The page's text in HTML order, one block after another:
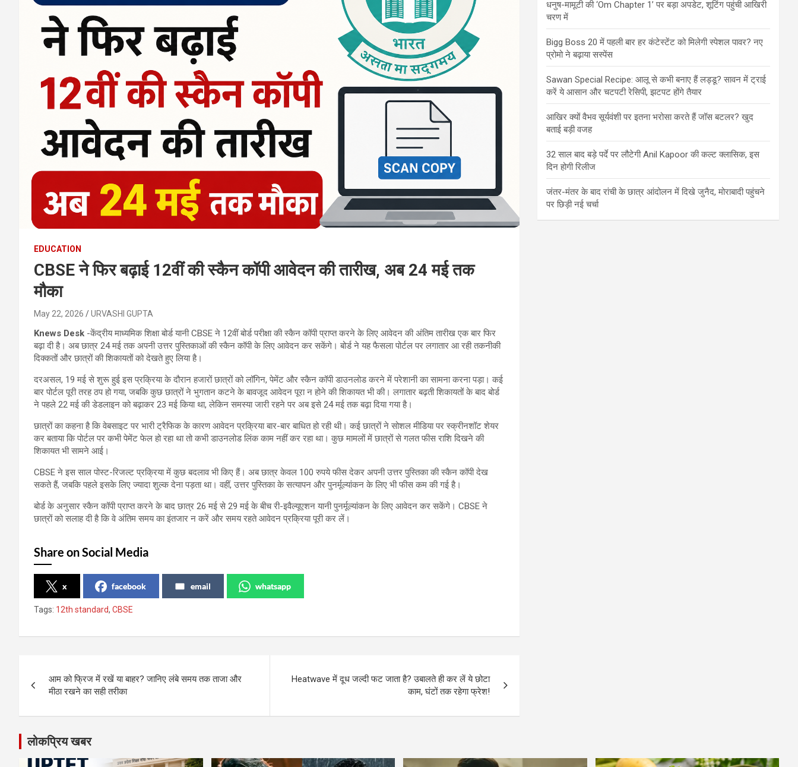
EDUCATION
CBSE ने फिर बढ़ाई 12वीं की स्कैन कॉपी आवेदन की तारीख, अब 24 मई तक
मौका
May 22, 2026 URVASHI GUPTA
Knews Desk -केंद्रीय माध्यमिक शिक्षा बोर्ड यानी CBSE ने 12वीं बोर्ड परीक्षा की स्कैन कॉपी प्राप्त करने के लिए आवेदन की अंतिम तारीख एक बार फिर
बढ़ा दी है। अब छात्र 24 मई तक अपनी उत्तर पुस्तिकाओं की स्कैन कॉपी के लिए आवेदन कर सकेंगे। बोर्ड ने यह फैसला पोर्टल पर लगातार आ रही तकनीकी
दिक्कतों और छात्रों की शिकायतों को देखते हुए लिया है।
दरअसल, 19 मई से शुरू हुई इस प्रक्रिया के दौरान हजारों छात्रों को लॉगिन, पेमेंट और स्कैन कॉपी डाउनलोड करने में परेशानी का सामना करना पड़ा। कई
बार पोर्टल पूरी तरह ठप हो गया, जबकि कुछ छात्रों ने भुगतान कटने के बावजूद आवेदन पूरा न होने की शिकायत भी की। लगातार बढ़ती शिकायतों के बाद बोर्ड
ने पहले 22 मई की डेडलाइन को बढ़ाकर 23 मई किया था, लेकिन समस्या जारी रहने पर अब इसे 24 मई तक बढ़ा दिया गया है।
छात्रों का कहना है कि वेबसाइट पर भारी ट्रैफिक के कारण आवेदन प्रक्रिया बार-बार बाधित हो रही थी। कई छात्रों ने सोशल मीडिया पर स्क्रीनशॉट शेयर
कर बताया कि पोर्टल पर कभी पेमेंट फेल हो रहा था तो कभी डाउनलोड लिंक काम नहीं कर रहा था। कुछ मामलों में छात्रों से गलत फीस राशि दिखने की
शिकायत भी सामने आई।
CBSE ने इस साल पोस्ट-रिजल्ट प्रक्रिया में कुछ बदलाव भी किए हैं। अब छात्र केवल 100 रुपये फीस देकर अपनी उत्तर पुस्तिका की स्कैन कॉपी देख
सकते हैं, जबकि पहले इसके लिए ज्यादा शुल्क देना पड़ता था। वहीं, उत्तर पुस्तिका के सत्यापन और पुनर्मूल्यांकन के लिए भी फीस कम की गई है।
बोर्ड के अनुसार स्कैन कॉपी प्राप्त करने के बाद छात्र 26 मई से 29 मई के बीच री-इवैल्यूएशन यानी पुनर्मूल्यांकन के लिए आवेदन कर सकेंगे। CBSE ने
छात्रों को सलाह दी है कि वे अंतिम समय का इंतजार न करें और समय रहते आवेदन प्रक्रिया पूरी कर लें।
Share on Social Media
x facebook email whatsapp
Tags: 12th standard, CBSE
navigation
आम को फ्रिज में रखें या बाहर? जानिए लंबे समय तक ताजा और
मीठा रखने का सही तरीका
Heatwave में दूध जल्दी फट जाता है? उबालते ही कर लें ये छोटा
काम, घंटों तक रहेगा फ्रेश!
धनुष-मामूटी की ‘Om Chapter 1’ पर बड़ा अपडेट, शूटिंग पहुंची आखिरी
चरण में
Bigg Boss 20 में पहली बार हर कंटेस्टेंट को मिलेगी स्पेशल पावर? नए
प्रोमो ने बढ़ाया सस्पेंस
Sawan Special Recipe: आलू से कभी बनाए हैं लड्डू? सावन में ट्राई
करें ये आसान और चटपटी रेसिपी, झटपट होंगे तैयार
आखिर क्यों वैभव सूर्यवंशी पर इतना भरोसा करते हैं जॉस बटलर? खुद
बताई बड़ी वजह
32 साल बाद बड़े पर्दे पर लौटेगी Anil Kapoor की कल्ट क्लासिक, इस
दिन होगी रिलीज
जंतर-मंतर के बाद रांची के छात्र आंदोलन में दिखे जुनैद, मोराबादी पहुंचने
पर छिड़ी नई चर्चा
लोकप्रिय खबर